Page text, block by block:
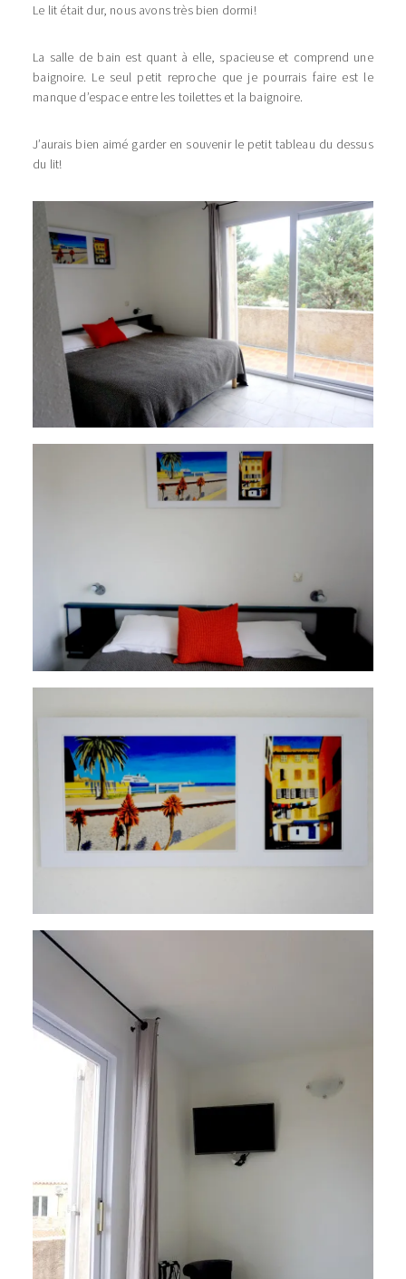
Le lit était dur, nous avons très bien dormi!
La salle de bain est quant à elle, spacieuse et comprend une
baignoire. Le seul petit reproche que je pourrais faire est le
manque d’espace entre les toilettes et la baignoire.
J’aurais bien aimé garder en souvenir le petit tableau du dessus
du lit!